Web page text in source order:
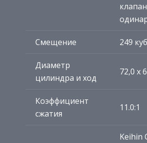
Смещение 249
Диаметр
цилиндра и ход
72,0 x
Коэффициент
сжатия
11.0:1
Keihin